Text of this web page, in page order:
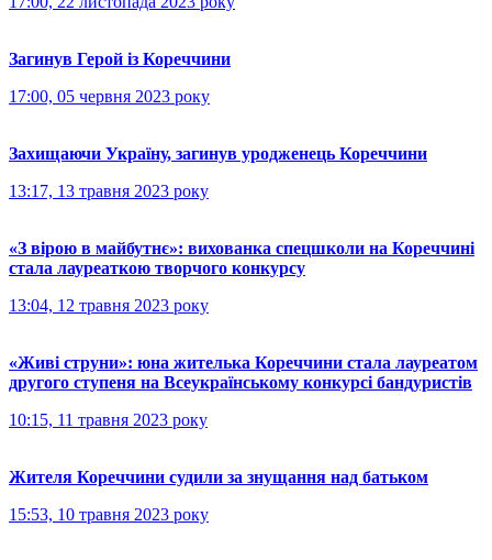
Загинув Герой із Кореччини
17:00, 05 червня 2023 року
Захищаючи Україну, загинув уродженець Кореччини
13:17, 13 травня 2023 року
«З вірою в майбутнє»: вихованка спецшколи на Кореччині
стала лауреаткою творчого конкурсу
13:04, 12 травня 2023 року
«Живі струни»: юна жителька Кореччини стала лауреатом
другого ступеня на Всеукраїнському конкурсі бандуристів
10:15, 11 травня 2023 року
Жителя Кореччини судили за знущання над батьком
15:53, 10 травня 2023 року